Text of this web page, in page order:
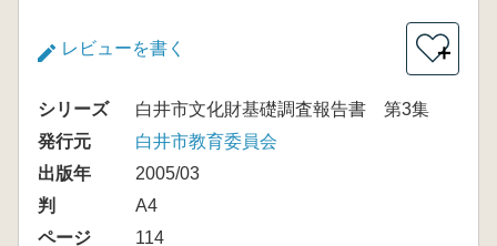
レビューを書く ＋
シリーズ
白井市文化財基礎調査報告書 第3集
発行元
白井市教育委員会
出版年
2005/03
判
A4
ページ
114